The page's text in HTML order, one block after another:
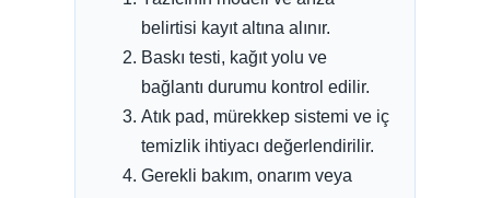
belirtisi kayıt altına alınır.
Baskı testi, kağıt yolu ve
bağlantı durumu kontrol edilir.
Atık pad, mürekkep sistemi ve iç
temizlik ihtiyacı değerlendirilir.
Gerekli bakım, onarım veya